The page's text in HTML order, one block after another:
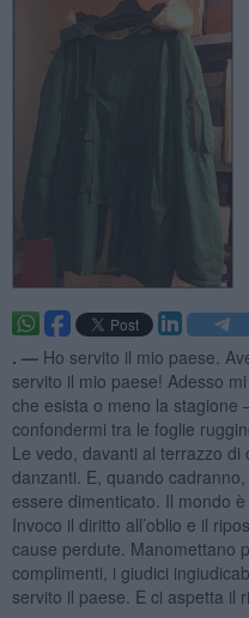
. — Ho servito il mio paese.
servito il mio paese! Adesso
che esista o meno la stagione
confondermi tra le foglie
Le vedo, davanti al terrazzo di
danzanti. E, quando
essere dimenticato. Il mondo
Invoco il diritto all’oblio e il
cause perdute. Manomettano
complimenti, i giudici
servito il paese. E ci aspetta il